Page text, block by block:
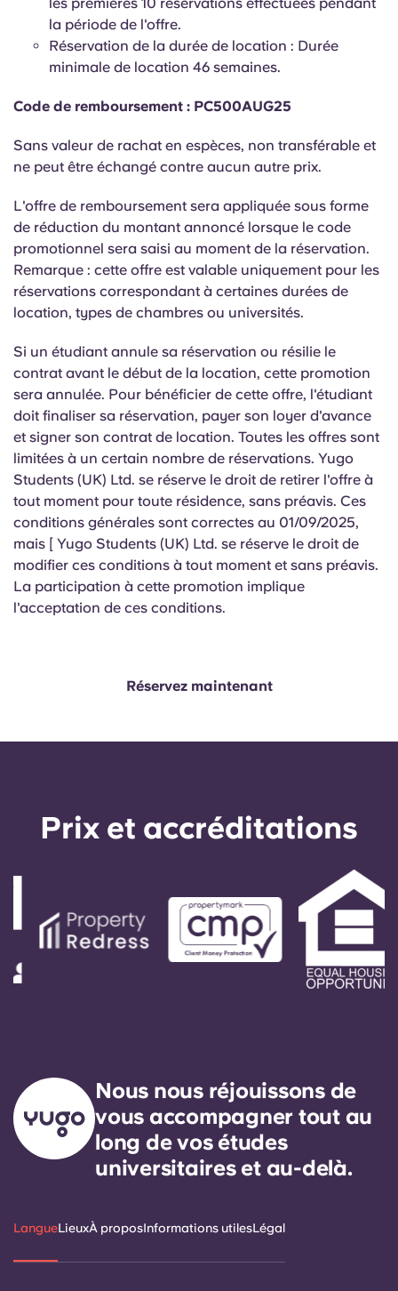
Italian
French
Portuguese
la période de l'offre.
Réservation de la durée de location : Durée
minimale de location 46 semaines.
Code de remboursement : PC500AUG25
Sans valeur de rachat en espèces, non transférable et
ne peut être échangé contre aucun autre prix.
L'offre de remboursement sera appliquée sous forme
de réduction du montant annoncé lorsque le code
promotionnel sera saisi au moment de la réservation.
Remarque : cette offre est valable uniquement pour les
réservations correspondant à certaines durées de
location, types de chambres ou universités.
Si un étudiant annule sa réservation ou résilie le
contrat avant le début de la location, cette promotion
sera annulée. Pour bénéficier de cette offre, l'étudiant
doit finaliser sa réservation, payer son loyer d'avance
et signer son contrat de location. Toutes les offres sont
limitées à un certain nombre de réservations. Yugo
Students (UK) Ltd. se réserve le droit de retirer l'offre à
tout moment pour toute résidence, sans préavis. Ces
conditions générales sont correctes au 01/09/2025,
mais [ Yugo Students (UK) Ltd. se réserve le droit de
modifier ces conditions à tout moment et sans préavis.
La participation à cette promotion implique
l'acceptation de ces conditions.
Réservez maintenant
Prix ​​et accréditations
Nous nous réjouissons de
vous accompagner tout au
long de vos études
universitaires et au-delà.
LangueLieuxÀ proposInformations utilesLégal